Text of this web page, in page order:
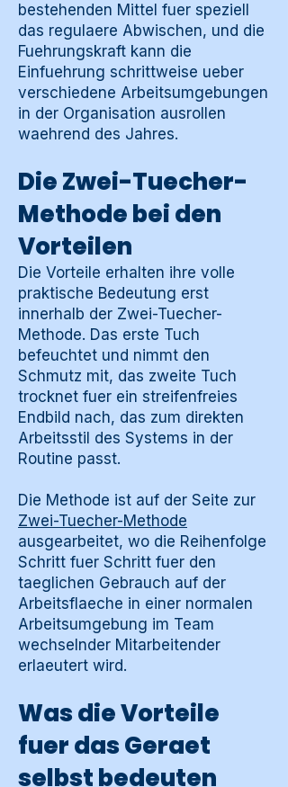
bestehenden Mittel fuer speziell
das regulaere Abwischen, und die
Fuehrungskraft kann die
Einfuehrung schrittweise ueber
verschiedene Arbeitsumgebungen
in der Organisation ausrollen
waehrend des Jahres.
Die Zwei-Tuecher-
Methode bei den
Vorteilen
Die Vorteile erhalten ihre volle
praktische Bedeutung erst
innerhalb der Zwei-Tuecher-
Methode. Das erste Tuch
befeuchtet und nimmt den
Schmutz mit, das zweite Tuch
trocknet fuer ein streifenfreies
Endbild nach, das zum direkten
Arbeitsstil des Systems in der
Routine passt.
Die Methode ist auf der Seite zur
Zwei-Tuecher-Methode
ausgearbeitet, wo die Reihenfolge
Schritt fuer Schritt fuer den
taeglichen Gebrauch auf der
Arbeitsflaeche in einer normalen
Arbeitsumgebung im Team
wechselnder Mitarbeitender
erlaeutert wird.
Was die Vorteile
fuer das Geraet
selbst bedeuten